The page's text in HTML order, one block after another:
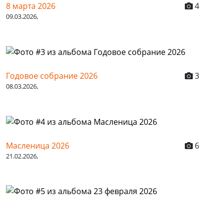
8 марта 2026 4
09.03.2026,
Годовое собрание 2026 3
08.03.2026,
Масленица 2026 6
21.02.2026,